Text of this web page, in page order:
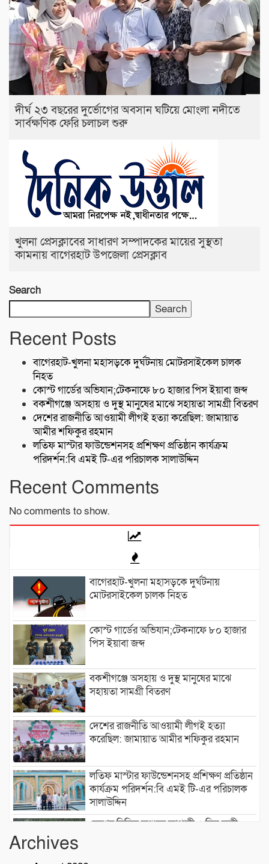
দীর্ঘ ২৩ বছরের দুর্ভোগের অবসান ঘটিয়ে মোংলা নদীতে
সার্বক্ষণিক ফেরি চলাচল শুরু
খুলনা প্রেসক্লাবের সাধারণ সম্পাদকের মায়ের সুস্থতা
কামনায় বাগেরহাট উপজেলা প্রেসক্লাব
Search
Search
Recent Posts
বাগেরহাট-খুলনা মহাসড়কে ‌দুর্ঘটনায় মোটরসাইকেল চালক
নিহত
কোস্ট গার্ডের অভিযান;টেকনাফে ৮০ হাজার পিস ইয়াবা জব্দ
বকশীগঞ্জে অসহায় ও দুস্থ মানুষের মাঝে সহায়তা সামগ্রী বিতরণ
দেশের রাজনীতি আওয়ামী লীগই হত্যা করেছিল: জামায়াত
আমীর শফিকুর রহমান
লতিফ মাস্টার ফাউন্ডেশনসহ প্রশিক্ষণ প্রতিষ্ঠান কার্যক্রম
পরিদর্শন:বি এমই টি-এর পরিচালক সালাউদ্দিন
Recent Comments
No comments to show.
বাগেরহাট-খুলনা মহাসড়কে ‌দুর্ঘটনায়
মোটরসাইকেল চালক নিহত
কোস্ট গার্ডের অভিযান;টেকনাফে ৮০ হাজার
পিস ইয়াবা জব্দ
বকশীগঞ্জে অসহায় ও দুস্থ মানুষের মাঝে
সহায়তা সামগ্রী বিতরণ
দেশের রাজনীতি আওয়ামী লীগই হত্যা
করেছিল: জামায়াত আমীর শফিকুর রহমান
লতিফ মাস্টার ফাউন্ডেশনসহ প্রশিক্ষণ প্রতিষ্ঠান
কার্যক্রম পরিদর্শন:বি এমই টি-এর পরিচালক
সালাউদ্দিন
দেশের বিভিন্ন অঞ্চলে আগামী ৫ দিন ভারী
Archives